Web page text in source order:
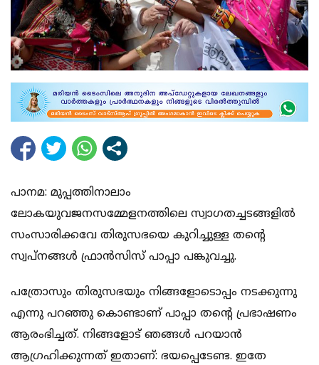
പാനമ: മുപ്പത്തിനാലാം
ലോകയുവജനസമ്മേളനത്തിലെ സ്വാഗതച്ചടങ്ങളില്‍
സംസാരിക്കവേ തിരുസഭയെ കുറിച്ചുള്ള തന്റെ
സ്വപ്‌നങ്ങള്‍ ഫ്രാന്‍സിസ് പാപ്പാ പങ്കുവച്ചു.
പത്രോസും തിരുസഭയും നിങ്ങളോടൊപ്പം നടക്കുന്നു
എന്നു പറഞ്ഞു കൊണ്ടാണ് പാപ്പാ തന്റെ പ്രഭാഷണം
ആരംഭിച്ചത്. നിങ്ങളോട് ഞങ്ങള്‍ പറയാന്‍
ആഗ്രഹിക്കുന്നത് ഇതാണ്: ഭയപ്പെടേണ്ട. ഇതേ